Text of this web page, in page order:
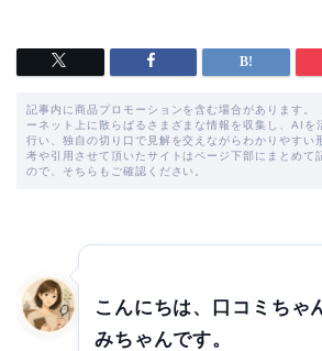
記事内に商品プロモーションを含む場合があります。
ーネット上に散らばるさまざまな情報を収集し、AIを
行い、独自の切り口で見解を交えながらわかりやすい
考や引用させて頂いたサイトはページ下部にまとめて
ので、そちらもご確認ください。
こんにちは、口コミちゃ
みちゃんです。